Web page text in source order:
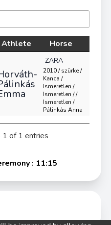
Athlete Horse
ZARA
2010 / szürke /
Kanca /
Ismeretlen /
Ismeretlen / /
Ismeretlen /
Pálinkás Anna
of 1 entries
: 11:15